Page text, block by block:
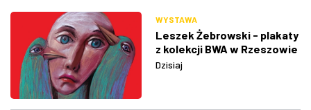
WYSTAWA
Leszek Żebrowski - plakaty
z kolekcji BWA w Rzeszowie
Dzisiaj